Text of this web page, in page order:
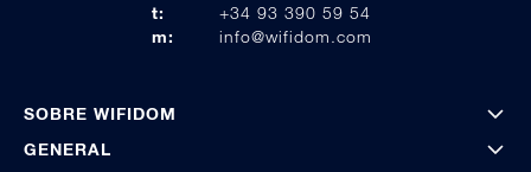
t:
+34 93 390 59 54
m:
info@wifidom.com
SOBRE WIFIDOM
GENERAL